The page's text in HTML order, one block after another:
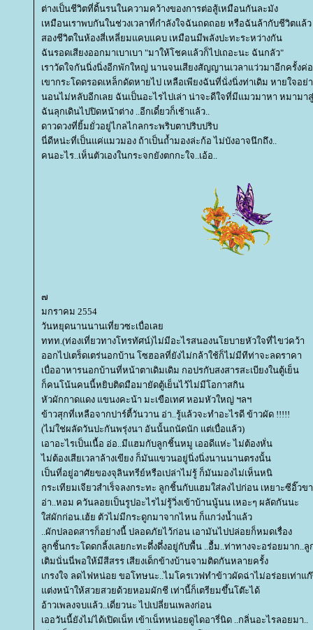
ต่างเป็นชีวิตที่ดิ้นรนในความคว้างของการต่อสู้เหมือนกันละมัง
เหมือนเราพบกันในช่วงเวลาที่กำลังใจฉันถดถอย หรือฉันล้ากับชีวิตแล้ว
สองชีวิตในห้องสี่เหลี่ยมแคบแคบ เหมือนมีพลังปะทะระหว่างกัน
ฉันรอดเสียงออกมาเบาเบา "มาให้โชคแล้วก็ไปเถอะนะ ฉันกลัว"
เราวัดใจกันนิ่งนิ่งอีกพักใหญ่ นานจนเสียงสัญญานเวลาแว่วมาอีกครั้งค่
เขากระโดดรอดเหล็กดัดหายไป เหลือเพียงฉันที่นั่งนิ่งท่าเดิม หายใจอย่
นอนไม่หลับอีกเลย ฉันเป็นอะไรไปเล่า น่าจะดีใจที่มีแมวมาหา หมามา
ฉันลุกเดินไปปิดหน้าต่าง ..อีกเดี๋ยวก็เช้าแล้ว..
ดาวดวงที่ยิ้มยั่วอยู่ไกลไกลกระพริบตาปริบปริบ
นี่ดีหน่ะที่เป็นแค่แมวมอง ถ้าเป็นถ้ำมองล่ะก้อ ไม่บังอาจนึกถึง..
คนอะไร..เห็นตัวเองในกระจกยังตกกะใจ..เอ้อ..
๗
มกราคม 2554
วันหยุดนานนานเที่ยวซะเบื่อเล
ททท.(ท่องเที่ยวทางโทรทัศน์)ไม่มีอะไรสนองนโยบายหัวใจที่ไขว่คว้า
ออกไปเตร็ดเตร่นอกบ้าน โซฮอลที่ยังไม่กล้าใช้ก็ไม่มีทีท่าจะลดราคา
เบื่ออาหารนอกบ้านที่หน้าตาเดิมเดิม กอปรกับสงสารสะเบียงในตู้เย็น
ก็คนโน้นคนนี้หยิบติดมือมายัดตู้เย็นไว้ไม่มีโอกาสกิน
หัวผักกาดแดง แขนงคะน้า มะเขือเทศ หอมหัวใหญ่ ฯลฯ
ข้าวสุกที่เหลือจากปาร์ตี้วันวาน อ่า..รู้แล้วจะทำอะไรดี ข้าวผัด !!!!!
(ไม่ใช่ผลัดวันปะกันพรุ่งนา อันนั้นถนัดนัก แต่เบื่อแล้ว)
เอาอะไรเป็นเนื้อ อ่อ..มีแฮมกับลูกชิ้นหมู เออดีแห่ะ ไม่ต้องหั่น
ไม่ต้องเสียเวลาล้างเขียง ก็มันแขวนอยู่นิ่งนิ่งนานนานตรงนั้น
เป็นที่อยู่อาศัยของจุลินทรีย์หรือเปล่าไม่รู้ ก็มันมองไม่เห็นหนิ
กระเทียมเจียวสำเร็จลงกระทะ ลูกชิ้นกับแฮมใส่ลงไปก่อน เหยาะซีอิ๊วข
อ่า..หอม ควันลอยเป็นรูปอะไรไม่รู้วิ่งเข้าบ้านนู้นน เหอะๆ ผลัดกันนะ
ส่ผักก่อน.เฮ้ย ตัวไม่มีกระดูกมาจากไหน ก็แกว่งน้ำแล้ว
..ผักปลอดสารก็อย่างนี้ ปลอดภัยไว้ก่อน เอามันไปปล่อยก็หมดเรื่อง
ลูกชิ้นกระโดดกลิ้งเลยกะทะดึ๋งดึ๋งอยู่กับพื้น ..อื้ม..ท่าทางจะอร่อยมาก..ลู
เติมนั่นนี่พอให้มีสีสรร เสียงเด็กข้างบ้านจามติดกันหลายครั้ง
เกรงใจ ลดไฟหน่อย ขอโทษนะ..ไมโครเวฟทำข้าวผัดฉ่าไม่อร่อยเท่าแ
ต่งหน้าให้สวยสวยด้วยหอมผักชี เท่านี้ก็เตรียมขึ้นโต๊ะได้
อ้าวเพลงจบแล้ว..เดี่ยวนะ ไปเปลี่ยนเพลงก่อน
เออวันนี้ยังไม่ได้เปิดเน็ท เข้าเน็ทหน่อยดูไดอารี่นิด ..กลิ่นอะไรลอยมา..